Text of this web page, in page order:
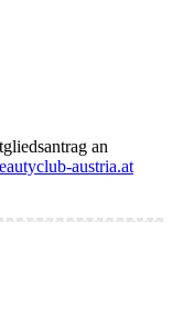
an
austria.at